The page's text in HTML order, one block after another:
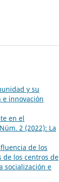
y su
e innovación
en el
2 (2022): La
de los
de los centros de
socialización e